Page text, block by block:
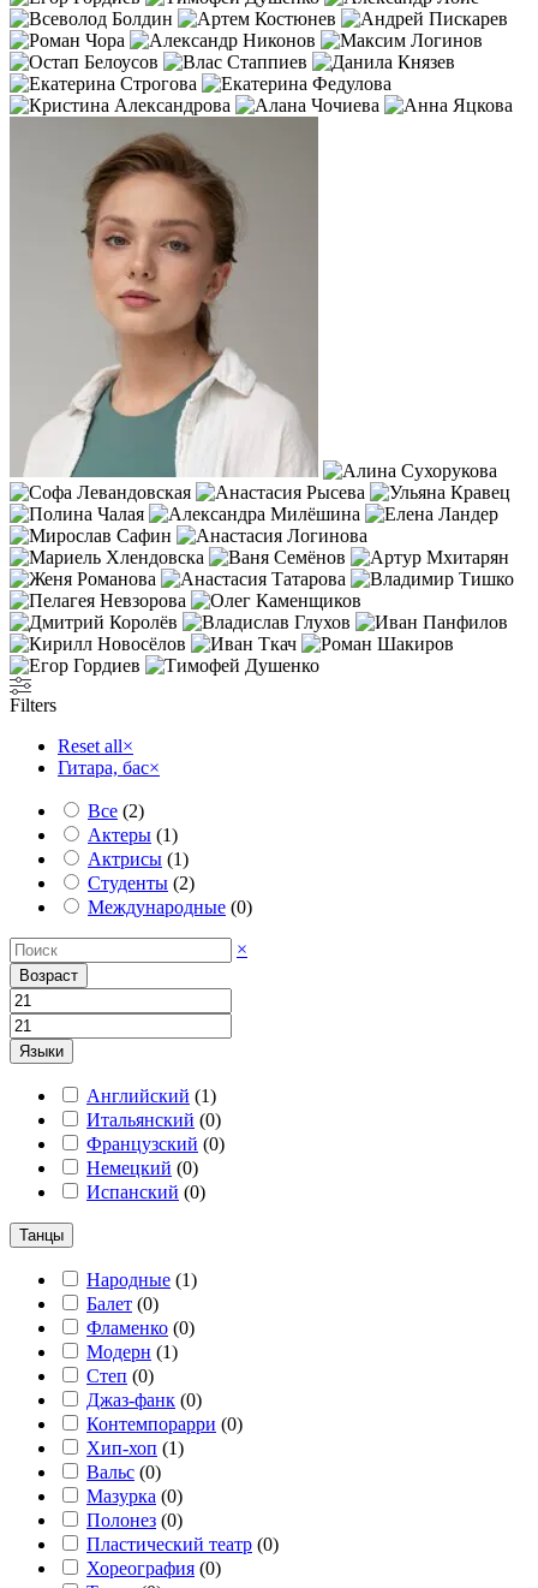
Filters
Reset all×
Гитара, бас×
Все (2)
Актеры (1)
Актрисы (1)
Студенты (2)
Международные (0)
×
Возраст
Языки
Английский (1)
Итальянский (0)
Французский (0)
Немецкий (0)
Испанский (0)
Танцы
Народные (1)
Балет (0)
Фламенко (0)
Модерн (1)
Степ (0)
Джаз-фанк (0)
Контемпорарри (0)
Хип-хоп (1)
Вальс (0)
Мазурка (0)
Полонез (0)
Пластический театр (0)
Хореография (0)